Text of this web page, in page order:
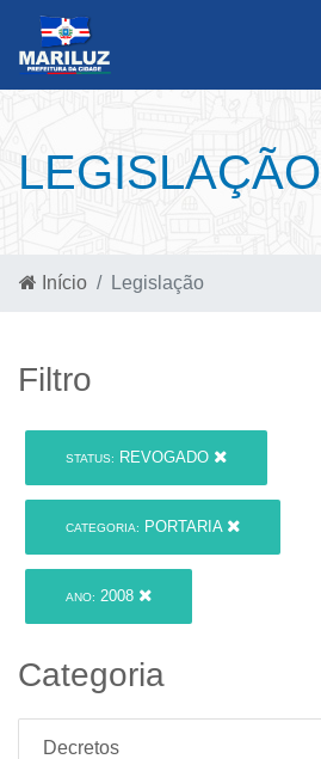
LEGISLAÇÃO
Início Legislação
Filtro
STATUS: REVOGADO
CATEGORIA: PORTARIA
ANO: 2008
Categoria
Decretos